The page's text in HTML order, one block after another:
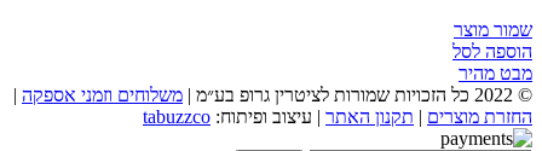
שמור מוצר
הוספה לסל
מבט מהיר
© 2022 כל הזכויות שמורות לציטרין גרופ בע״מ |
משלוחים וזמני אספקה |
החזרת מוצרים | תקנון האתר | עיצוב ופיתוח: tabuzzco